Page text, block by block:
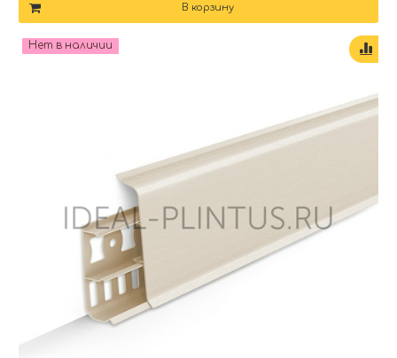
В корзину
Нет в наличии